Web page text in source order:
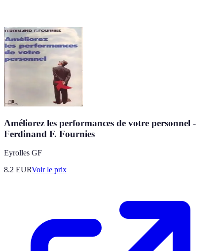
Améliorez les performances de votre personnel -
Ferdinand F. Fournies
Eyrolles GF
8.2 EURVoir le prix